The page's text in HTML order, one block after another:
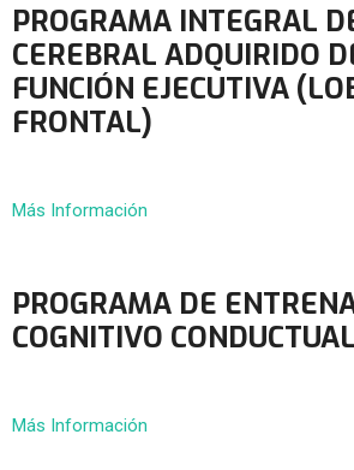
PROGRAMA INTEGRAL
CEREBRAL ADQUIRIDO
FUNCIÓN EJECUTIVA
FRONTAL)
Más Información
PROGRAMA DE
COGNITIVO CONDUCTUAL
Más Información